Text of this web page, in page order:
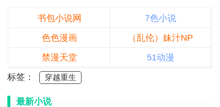
书包小说网
7色小说
色色漫画
（乱伦）妹汁NP
禁漫天堂
51动漫
标签：
穿越重生
最新小说